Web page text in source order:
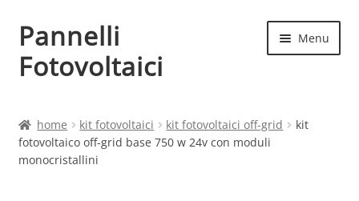
Vai
alla
navigazione
Vai
al
contenuto
Pannelli
Fotovoltaici
Menu
Cart
home kit fotovoltaici kit fotovoltaici off-grid
kit
fotovoltaico off-grid base 750 w 24v con moduli
monocristallini